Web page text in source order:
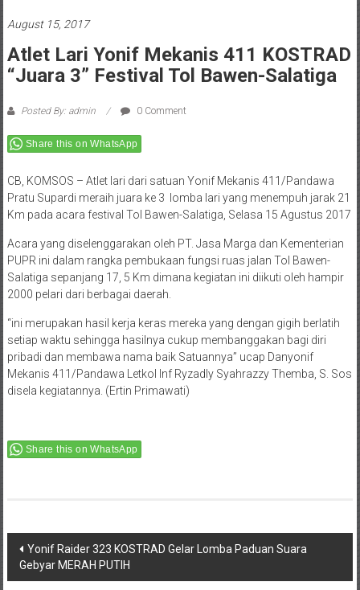
August 15, 2017
Atlet Lari Yonif Mekanis 411 KOSTRAD
“Juara 3” Festival Tol Bawen-Salatiga
Posted By: admin 0 Comment
Share this on WhatsApp
CB, KOMSOS – Atlet lari dari satuan Yonif Mekanis 411/Pandawa
Pratu Supardi meraih juara ke 3 lomba lari yang menempuh jarak 21
Km pada acara festival Tol Bawen-Salatiga, Selasa 15 Agustus 2017
Acara yang diselenggarakan oleh PT. Jasa Marga dan Kementerian
PUPR ini dalam rangka pembukaan fungsi ruas jalan Tol Bawen-
Salatiga sepanjang 17, 5 Km dimana kegiatan ini diikuti oleh hampir
2000 pelari dari berbagai daerah.
“ini merupakan hasil kerja keras mereka yang dengan gigih berlatih
setiap waktu sehingga hasilnya cukup membanggakan bagi diri
pribadi dan membawa nama baik Satuannya” ucap Danyonif
Mekanis 411/Pandawa Letkol Inf Ryzadly Syahrazzy Themba, S. Sos
disela kegiatannya. (Ertin Primawati)
Share this on WhatsApp
Post
navigation
Yonif Raider 323 KOSTRAD Gelar Lomba Paduan Suara
Gebyar MERAH PUTIH